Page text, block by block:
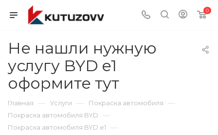
0
Не нашли нужную
услугу BYD e1
оформите тут
Главная — Услуги — Покраска автомобиля —
Покраска автомобиля BYD —
Покраска автомобиля BYD e1 —